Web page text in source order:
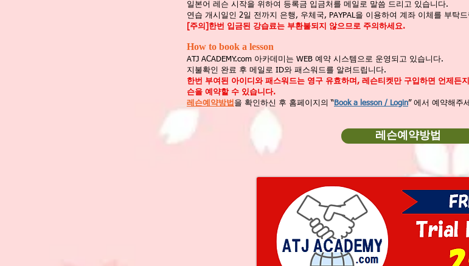
일본어 레슨 시작을 위하여 등록금 입금처를 메일로 말씀 드리고 있습니다.
연습 개시일인 2일 전까지 은행, 우체국, PAYPAL을 이용하여 계좌 이체를 부탁
[주의]한번 입금된 강습료는 부환불되지 않으므로 주의하세요.
How to book a lesson
ATJ ACADEMY.com 아카데미는 WEB 예약 시스템으로 운영되고 있습니다.
지불확인 완료 후 메일로 ID와 패스워드를 알려드립니다.
한번 부여된 아이디와 패스워드는 영구 유효하며, 레슨티켓만 구입하면 언제든지
슨을 예약할 수 있습니다.
레슨예약방법 을 확인하신 후 홈페이지의 “Book a lesson / Login” 에서 예약해주
레슨예약방법